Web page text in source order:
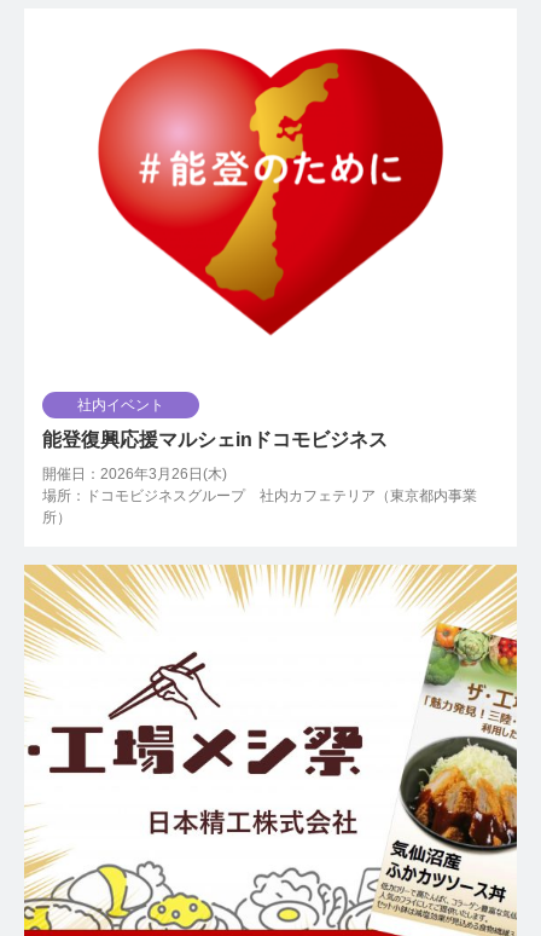
社内イベント
能登復興応援マルシェinドコモビジネス
開催日：2026年3月26日(木)
場所：ドコモビジネスグループ 社内カフェテリア（東京都内事業
所）